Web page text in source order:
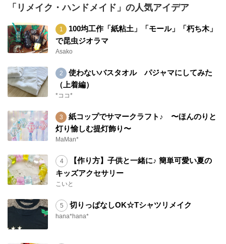
「リメイク・ハンドメイド」の人気アイデア
100均工作「紙粘土」「モール」「朽ち木」
で昆虫ジオラマ
Asako
使わないバスタオル パジャマにしてみた
（上着編）
*ココ*
紙コップでサマークラフト♪ 〜ほんのりと
灯り愉しむ提灯飾り〜
MaMan*
【作り方】子供と一緒に♪ 簡単可愛い夏の
キッズアクセサリー
こいと
切りっぱなしOK☆Tシャツリメイク
hana*hana*